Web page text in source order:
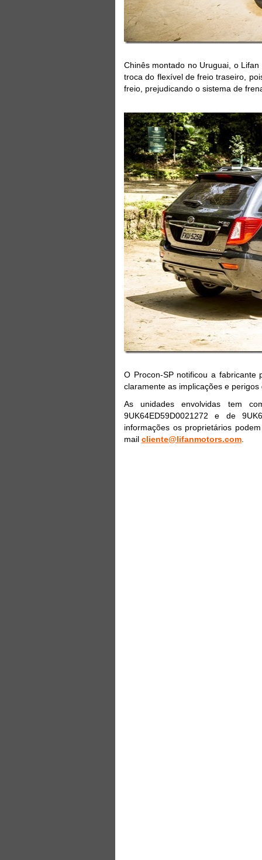
Chinês montado no Uruguai, o
troca do flexível de freio traseiro,
freio, prejudicando o sistema de
O Procon-SP notificou a
claramente as implicações e perigos
As unidades envolvidas tem
9UK64ED59D0021272 e de
informações os proprietários
mail cliente@lifanmotors.com